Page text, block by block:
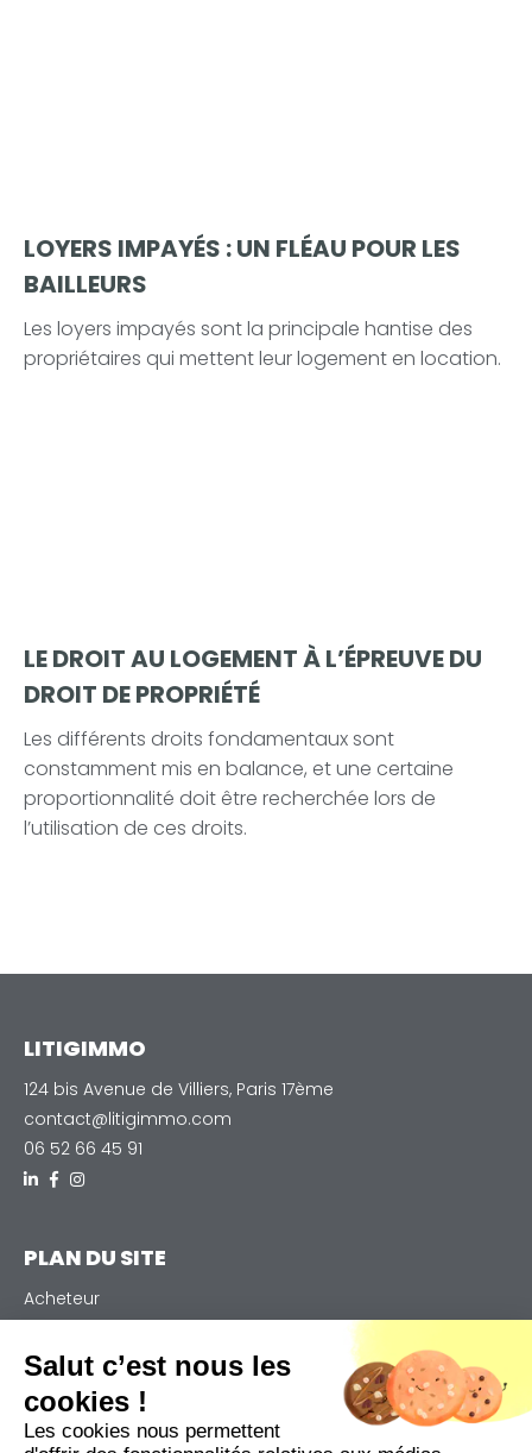
LOYERS IMPAYÉS : UN FLÉAU POUR LES
BAILLEURS
Les loyers impayés sont la principale hantise des
propriétaires qui mettent leur logement en location.
LE DROIT AU LOGEMENT À L’ÉPREUVE DU
DROIT DE PROPRIÉTÉ
Les différents droits fondamentaux sont
constamment mis en balance, et une certaine
proportionnalité doit être recherchée lors de
l’utilisation de ces droits.
LITIGIMMO
124 bis Avenue de Villiers, Paris 17ème
contact@litigimmo.com
06 52 66 45 91
PLAN DU SITE
Acheteur
Notre expertise
Qui sommes-nous
Actualités
Contact
Salut c’est nous les
cookies !
Les cookies nous permettent